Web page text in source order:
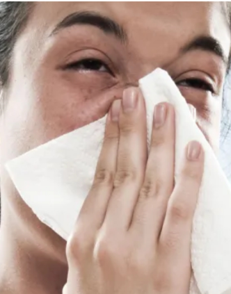
causa febre, tosse e nariz escorrendo.
trabalho voluntário. Prevenção e